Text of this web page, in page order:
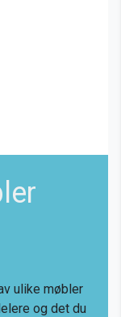
ulike møbler
og det du